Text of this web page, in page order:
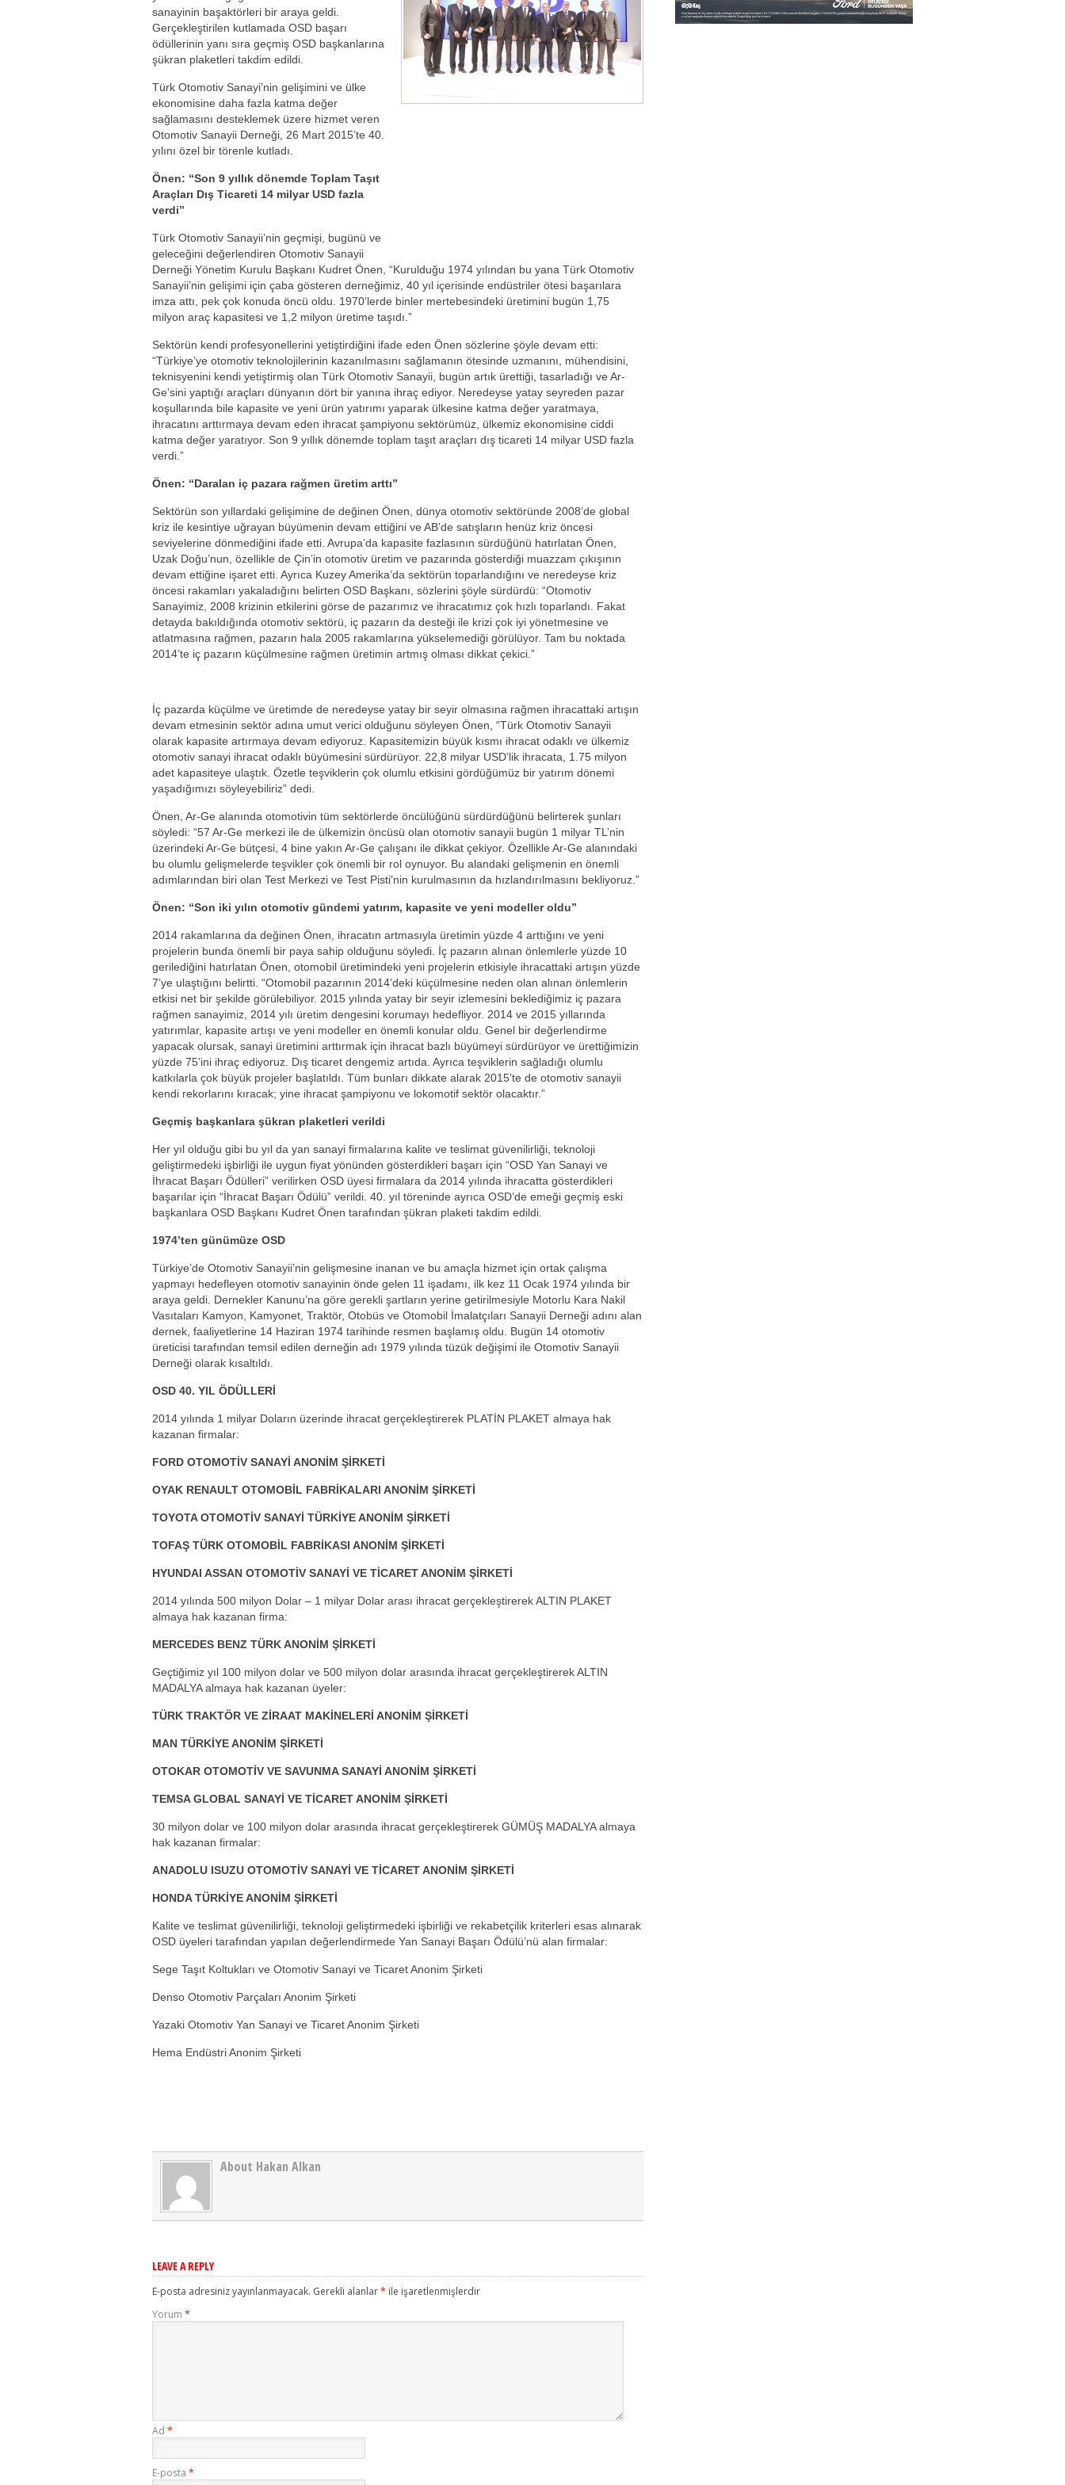
sanayinin başaktörleri bir araya geldi.
Gerçekleştirilen kutlamada OSD başarı
ödüllerinin yanı sıra geçmiş OSD başkanlarına
şükran plaketleri takdim edildi.
Türk Otomotiv Sanayi’nin gelişimini ve ülke
ekonomisine daha fazla katma değer
sağlamasını desteklemek üzere hizmet veren
Otomotiv Sanayii Derneği, 26 Mart 2015’te 40.
yılını özel bir törenle kutladı.
Önen: “Son 9 yıllık dönemde Toplam Taşıt
Araçları Dış Ticareti 14 milyar USD fazla
verdi”
Türk Otomotiv Sanayii’nin geçmişi, bugünü ve
geleceğini değerlendiren Otomotiv Sanayii
Derneği Yönetim Kurulu Başkanı Kudret Önen, “Kurulduğu 1974 yılından bu yana Türk Otomotiv
Sanayii’nin gelişimi için çaba gösteren derneğimiz, 40 yıl içerisinde endüstriler ötesi başarılara
imza attı, pek çok konuda öncü oldu. 1970’lerde binler mertebesindeki üretimini bugün 1,75
milyon araç kapasitesi ve 1,2 milyon üretime taşıdı.”
Sektörün kendi profesyonellerini yetiştirdiğini ifade eden Önen sözlerine şöyle devam etti:
“Türkiye’ye otomotiv teknolojilerinin kazanılmasını sağlamanın ötesinde uzmanını, mühendisini,
teknisyenini kendi yetiştirmiş olan Türk Otomotiv Sanayii, bugün artık ürettiği, tasarladığı ve Ar-
Ge’sini yaptığı araçları dünyanın dört bir yanına ihraç ediyor. Neredeyse yatay seyreden pazar
koşullarında bile kapasite ve yeni ürün yatırımı yaparak ülkesine katma değer yaratmaya,
ihracatını arttırmaya devam eden ihracat şampiyonu sektörümüz, ülkemiz ekonomisine ciddi
katma değer yaratıyor. Son 9 yıllık dönemde toplam taşıt araçları dış ticareti 14 milyar USD fazla
verdi.”
Önen: “Daralan iç pazara rağmen üretim arttı”
Sektörün son yıllardaki gelişimine de değinen Önen, dünya otomotiv sektöründe 2008’de global
kriz ile kesintiye uğrayan büyümenin devam ettiğini ve AB’de satışların henüz kriz öncesi
seviyelerine dönmediğini ifade etti. Avrupa’da kapasite fazlasının sürdüğünü hatırlatan Önen,
Uzak Doğu’nun, özellikle de Çin’in otomotiv üretim ve pazarında gösterdiği muazzam çıkışının
devam ettiğine işaret etti. Ayrıca Kuzey Amerika’da sektörün toparlandığını ve neredeyse kriz
öncesi rakamları yakaladığını belirten OSD Başkanı, sözlerini şöyle sürdürdü: “Otomotiv
Sanayimiz, 2008 krizinin etkilerini görse de pazarımız ve ihracatımız çok hızlı toparlandı. Fakat
detayda bakıldığında otomotiv sektörü, iç pazarın da desteği ile krizi çok iyi yönetmesine ve
atlatmasına rağmen, pazarın hala 2005 rakamlarına yükselemediği görülüyor. Tam bu noktada
2014’te iç pazarın küçülmesine rağmen üretimin artmış olması dikkat çekici.”
İç pazarda küçülme ve üretimde de neredeyse yatay bir seyir olmasına rağmen ihracattaki artışın
devam etmesinin sektör adına umut verici olduğunu söyleyen Önen, “Türk Otomotiv Sanayii
olarak kapasite artırmaya devam ediyoruz. Kapasitemizin büyük kısmı ihracat odaklı ve ülkemiz
otomotiv sanayi ihracat odaklı büyümesini sürdürüyor. 22,8 milyar USD’lik ihracata, 1.75 milyon
adet kapasiteye ulaştık. Özetle teşviklerin çok olumlu etkisini gördüğümüz bir yatırım dönemi
yaşadığımızı söyleyebiliriz” dedi.
Önen, Ar-Ge alanında otomotivin tüm sektörlerde öncülüğünü sürdürdüğünü belirterek şunları
söyledi: “57 Ar-Ge merkezi ile de ülkemizin öncüsü olan otomotiv sanayii bugün 1 milyar TL’nin
üzerindeki Ar-Ge bütçesi, 4 bine yakın Ar-Ge çalışanı ile dikkat çekiyor. Özellikle Ar-Ge alanındaki
bu olumlu gelişmelerde teşvikler çok önemli bir rol oynuyor. Bu alandaki gelişmenin en önemli
adımlarından biri olan Test Merkezi ve Test Pisti’nin kurulmasının da hızlandırılmasını bekliyoruz.”
Önen: “Son iki yılın otomotiv gündemi yatırım, kapasite ve yeni modeller oldu”
2014 rakamlarına da değinen Önen, ihracatın artmasıyla üretimin yüzde 4 arttığını ve yeni
projelerin bunda önemli bir paya sahip olduğunu söyledi. İç pazarın alınan önlemlerle yüzde 10
gerilediğini hatırlatan Önen, otomobil üretimindeki yeni projelerin etkisiyle ihracattaki artışın yüzde
7’ye ulaştığını belirtti. “Otomobil pazarının 2014’deki küçülmesine neden olan alınan önlemlerin
etkisi net bir şekilde görülebiliyor. 2015 yılında yatay bir seyir izlemesini beklediğimiz iç pazara
rağmen sanayimiz, 2014 yılı üretim dengesini korumayı hedefliyor. 2014 ve 2015 yıllarında
yatırımlar, kapasite artışı ve yeni modeller en önemli konular oldu. Genel bir değerlendirme
yapacak olursak, sanayi üretimini arttırmak için ihracat bazlı büyümeyi sürdürüyor ve ürettiğimizin
yüzde 75’ini ihraç ediyoruz. Dış ticaret dengemiz artıda. Ayrıca teşviklerin sağladığı olumlu
katkılarla çok büyük projeler başlatıldı. Tüm bunları dikkate alarak 2015’te de otomotiv sanayii
kendi rekorlarını kıracak; yine ihracat şampiyonu ve lokomotif sektör olacaktır.”
Geçmiş başkanlara şükran plaketleri verildi
Her yıl olduğu gibi bu yıl da yan sanayi firmalarına kalite ve teslimat güvenilirliği, teknoloji
geliştirmedeki işbirliği ile uygun fiyat yönünden gösterdikleri başarı için “OSD Yan Sanayi ve
İhracat Başarı Ödülleri” verilirken OSD üyesi firmalara da 2014 yılında ihracatta gösterdikleri
başarılar için “İhracat Başarı Ödülü” verildi. 40. yıl töreninde ayrıca OSD’de emeği geçmiş eski
başkanlara OSD Başkanı Kudret Önen tarafından şükran plaketi takdim edildi.
1974’ten günümüze OSD
Türkiye’de Otomotiv Sanayii’nin gelişmesine inanan ve bu amaçla hizmet için ortak çalışma
yapmayı hedefleyen otomotiv sanayinin önde gelen 11 işadamı, ilk kez 11 Ocak 1974 yılında bir
araya geldi. Dernekler Kanunu’na göre gerekli şartların yerine getirilmesiyle Motorlu Kara Nakil
Vasıtaları Kamyon, Kamyonet, Traktör, Otobüs ve Otomobil İmalatçıları Sanayii Derneği adını alan
dernek, faaliyetlerine 14 Haziran 1974 tarihinde resmen başlamış oldu. Bugün 14 otomotiv
üreticisi tarafından temsil edilen derneğin adı 1979 yılında tüzük değişimi ile Otomotiv Sanayii
Derneği olarak kısaltıldı.
OSD 40. YIL ÖDÜLLERİ
2014 yılında 1 milyar Doların üzerinde ihracat gerçekleştirerek PLATİN PLAKET almaya hak
kazanan firmalar:
FORD OTOMOTİV SANAYİ ANONİM ŞİRKETİ
OYAK RENAULT OTOMOBİL FABRİKALARI ANONİM ŞİRKETİ
TOYOTA OTOMOTİV SANAYİ TÜRKİYE ANONİM ŞİRKETİ
TOFAŞ TÜRK OTOMOBİL FABRİKASI ANONİM ŞİRKETİ
HYUNDAI ASSAN OTOMOTİV SANAYİ VE TİCARET ANONİM ŞİRKETİ
2014 yılında 500 milyon Dolar – 1 milyar Dolar arası ihracat gerçekleştirerek ALTIN PLAKET
almaya hak kazanan firma:
MERCEDES BENZ TÜRK ANONİM ŞİRKETİ
Geçtiğimiz yıl 100 milyon dolar ve 500 milyon dolar arasında ihracat gerçekleştirerek ALTIN
MADALYA almaya hak kazanan üyeler:
TÜRK TRAKTÖR VE ZİRAAT MAKİNELERİ ANONİM ŞİRKETİ
MAN TÜRKİYE ANONİM ŞİRKETİ
OTOKAR OTOMOTİV VE SAVUNMA SANAYİ ANONİM ŞİRKETİ
TEMSA GLOBAL SANAYİ VE TİCARET ANONİM ŞİRKETİ
30 milyon dolar ve 100 milyon dolar arasında ihracat gerçekleştirerek GÜMÜŞ MADALYA almaya
hak kazanan firmalar:
ANADOLU ISUZU OTOMOTİV SANAYİ VE TİCARET ANONİM ŞİRKETİ
HONDA TÜRKİYE ANONİM ŞİRKETİ
Kalite ve teslimat güvenilirliği, teknoloji geliştirmedeki işbirliği ve rekabetçilik kriterleri esas alınarak
OSD üyeleri tarafından yapılan değerlendirmede Yan Sanayi Başarı Ödülü’nü alan firmalar:
Sege Taşıt Koltukları ve Otomotiv Sanayi ve Ticaret Anonim Şirketi
Denso Otomotiv Parçaları Anonim Şirketi
Yazaki Otomotiv Yan Sanayi ve Ticaret Anonim Şirketi
Hema Endüstri Anonim Şirketi
About Hakan Alkan
LEAVE A REPLY
E-posta adresiniz yayınlanmayacak. Gerekli alanlar* ile işaretlenmişlerdir
Yorum *
Ad *
E-posta *